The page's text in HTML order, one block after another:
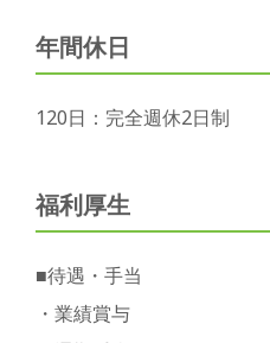
年間休日
120日：完全週休2日制
福利厚生
■待遇・手当
・業績賞与